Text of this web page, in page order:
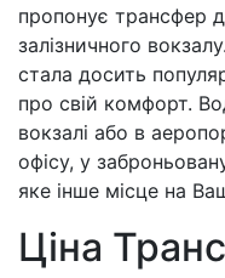
пропонує трансфер
залізничного
стала досить
про свій комфорт.
вокзалі або в
офісу, у
яке інше місце на
Ціна